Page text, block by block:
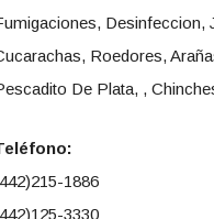
Desinfeccion,
Roedores,
De Plata, ,
1886
3330